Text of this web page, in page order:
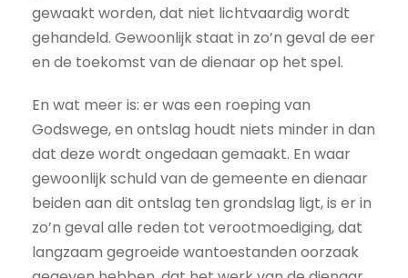
gewaakt worden, dat niet lichtvaardig wordt
gehandeld. Gewoonlijk staat in zo’n geval de eer
en de toekomst van de dienaar op het spel.
En wat meer is: er was een roeping van
Godswege, en ontslag houdt niets minder in dan
dat deze wordt ongedaan gemaakt. En waar
gewoonlijk schuld van de gemeente en dienaar
beiden aan dit ontslag ten grondslag ligt, is er in
zo’n geval alle reden tot verootmoediging, dat
langzaam gegroeide wantoestanden oorzaak